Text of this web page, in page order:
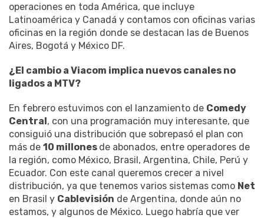
operaciones en toda América, que incluye
Latinoamérica y Canadá y contamos con oficinas varias
oficinas en la región donde se destacan las de Buenos
Aires, Bogotá y México DF.
¿El cambio a Viacom implica nuevos canales no
ligados a MTV?
En febrero estuvimos con el lanzamiento de Comedy
Central, con una programación muy interesante, que
consiguió una distribución que sobrepasó el plan con
más de 10 millones de abonados, entre operadores de
la región, como México, Brasil, Argentina, Chile, Perú y
Ecuador. Con este canal queremos crecer a nivel
distribución, ya que tenemos varios sistemas como Net
en Brasil y Cablevisión de Argentina, donde aún no
estamos, y algunos de México. Luego habría que ver